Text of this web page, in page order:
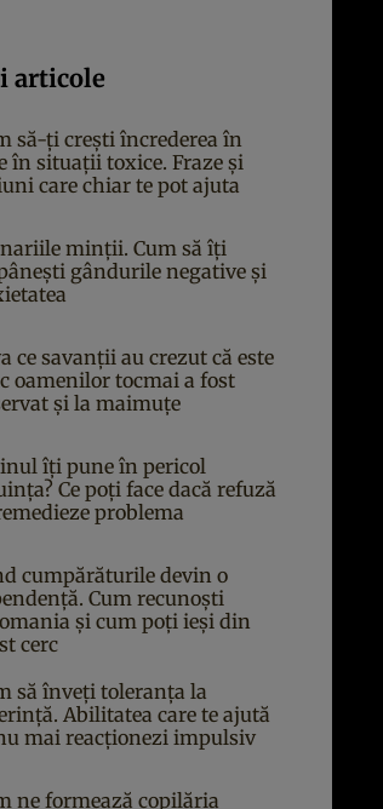
articole
să-ți crești încrederea în
în situații toxice. Fraze și
care chiar te pot ajuta
minții. Cum să îți
gândurile negative și
ce savanții au crezut că este
oamenilor tocmai a fost
și la maimuțe
îți pune în pericol
Ce poți face dacă refuză
problema
cumpărăturile devin o
Cum recunoști
și cum poți ieși din
cerc
să înveți toleranța la
Abilitatea care te ajută
mai reacționezi impulsiv
ne formează copilăria